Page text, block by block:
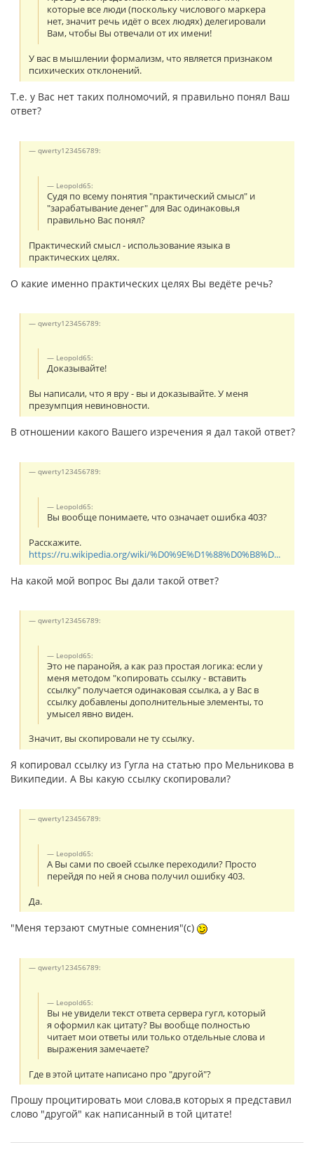
которые все люди (поскольку числового маркера
нет, значит речь идёт о всех людях) делегировали
Вам, чтобы Вы отвечали от их имени!
У вас в мышлении формализм, что является признаком
психических отклонений.
Т.е. у Вас нет таких полномочий, я правильно понял Ваш
ответ?
qwerty123456789:
Leopold65:
Судя по всему понятия "практический смысл" и
"зарабатывание денег" для Вас одинаковы,я
правильно Вас понял?
Практический смысл - использование языка в
практических целях.
О какие именно практических целях Вы ведёте речь?
qwerty123456789:
Leopold65:
Доказывайте!
Вы написали, что я вру - вы и доказывайте. У меня
презумпция невиновности.
В отношении какого Вашего изречения я дал такой ответ?
qwerty123456789:
Leopold65:
Вы вообще понимаете, что означает ошибка 403?
Расскажите.
https://ru.wikipedia.org/wiki/%D0%9E%D1%88%D0%B8%D...
На какой мой вопрос Вы дали такой ответ?
qwerty123456789:
Leopold65:
Это не паранойя, а как раз простая логика: если у
меня методом "копировать ссылку - вставить
ссылку" получается одинаковая ссылка, а у Вас в
ссылку добавлены дополнительные элементы, то
умысел явно виден.
Значит, вы скопировали не ту ссылку.
Я копировал ссылку из Гугла на статью про Мельникова в
Википедии. А Вы какую ссылку скопировали?
qwerty123456789:
Leopold65:
А Вы сами по своей ссылке переходили? Просто
перейдя по ней я снова получил ошибку 403.
Да.
"Меня терзают смутные сомнения"(с)
qwerty123456789:
Leopold65:
Вы не увидели текст ответа сервера гугл, который
я оформил как цитату? Вы вообще полностью
читает мои ответы или только отдельные слова и
выражения замечаете?
Где в этой цитате написано про "другой"?
Прошу процитировать мои слова,в которых я представил
слово "другой" как написанный в той цитате!